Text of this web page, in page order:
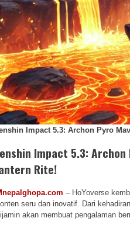
Impact 5.3: Archon Pyro
Impact 5.3:
Rite!
– HoYoverse
seru dan inovatif. Dari
akan membuat pengalaman